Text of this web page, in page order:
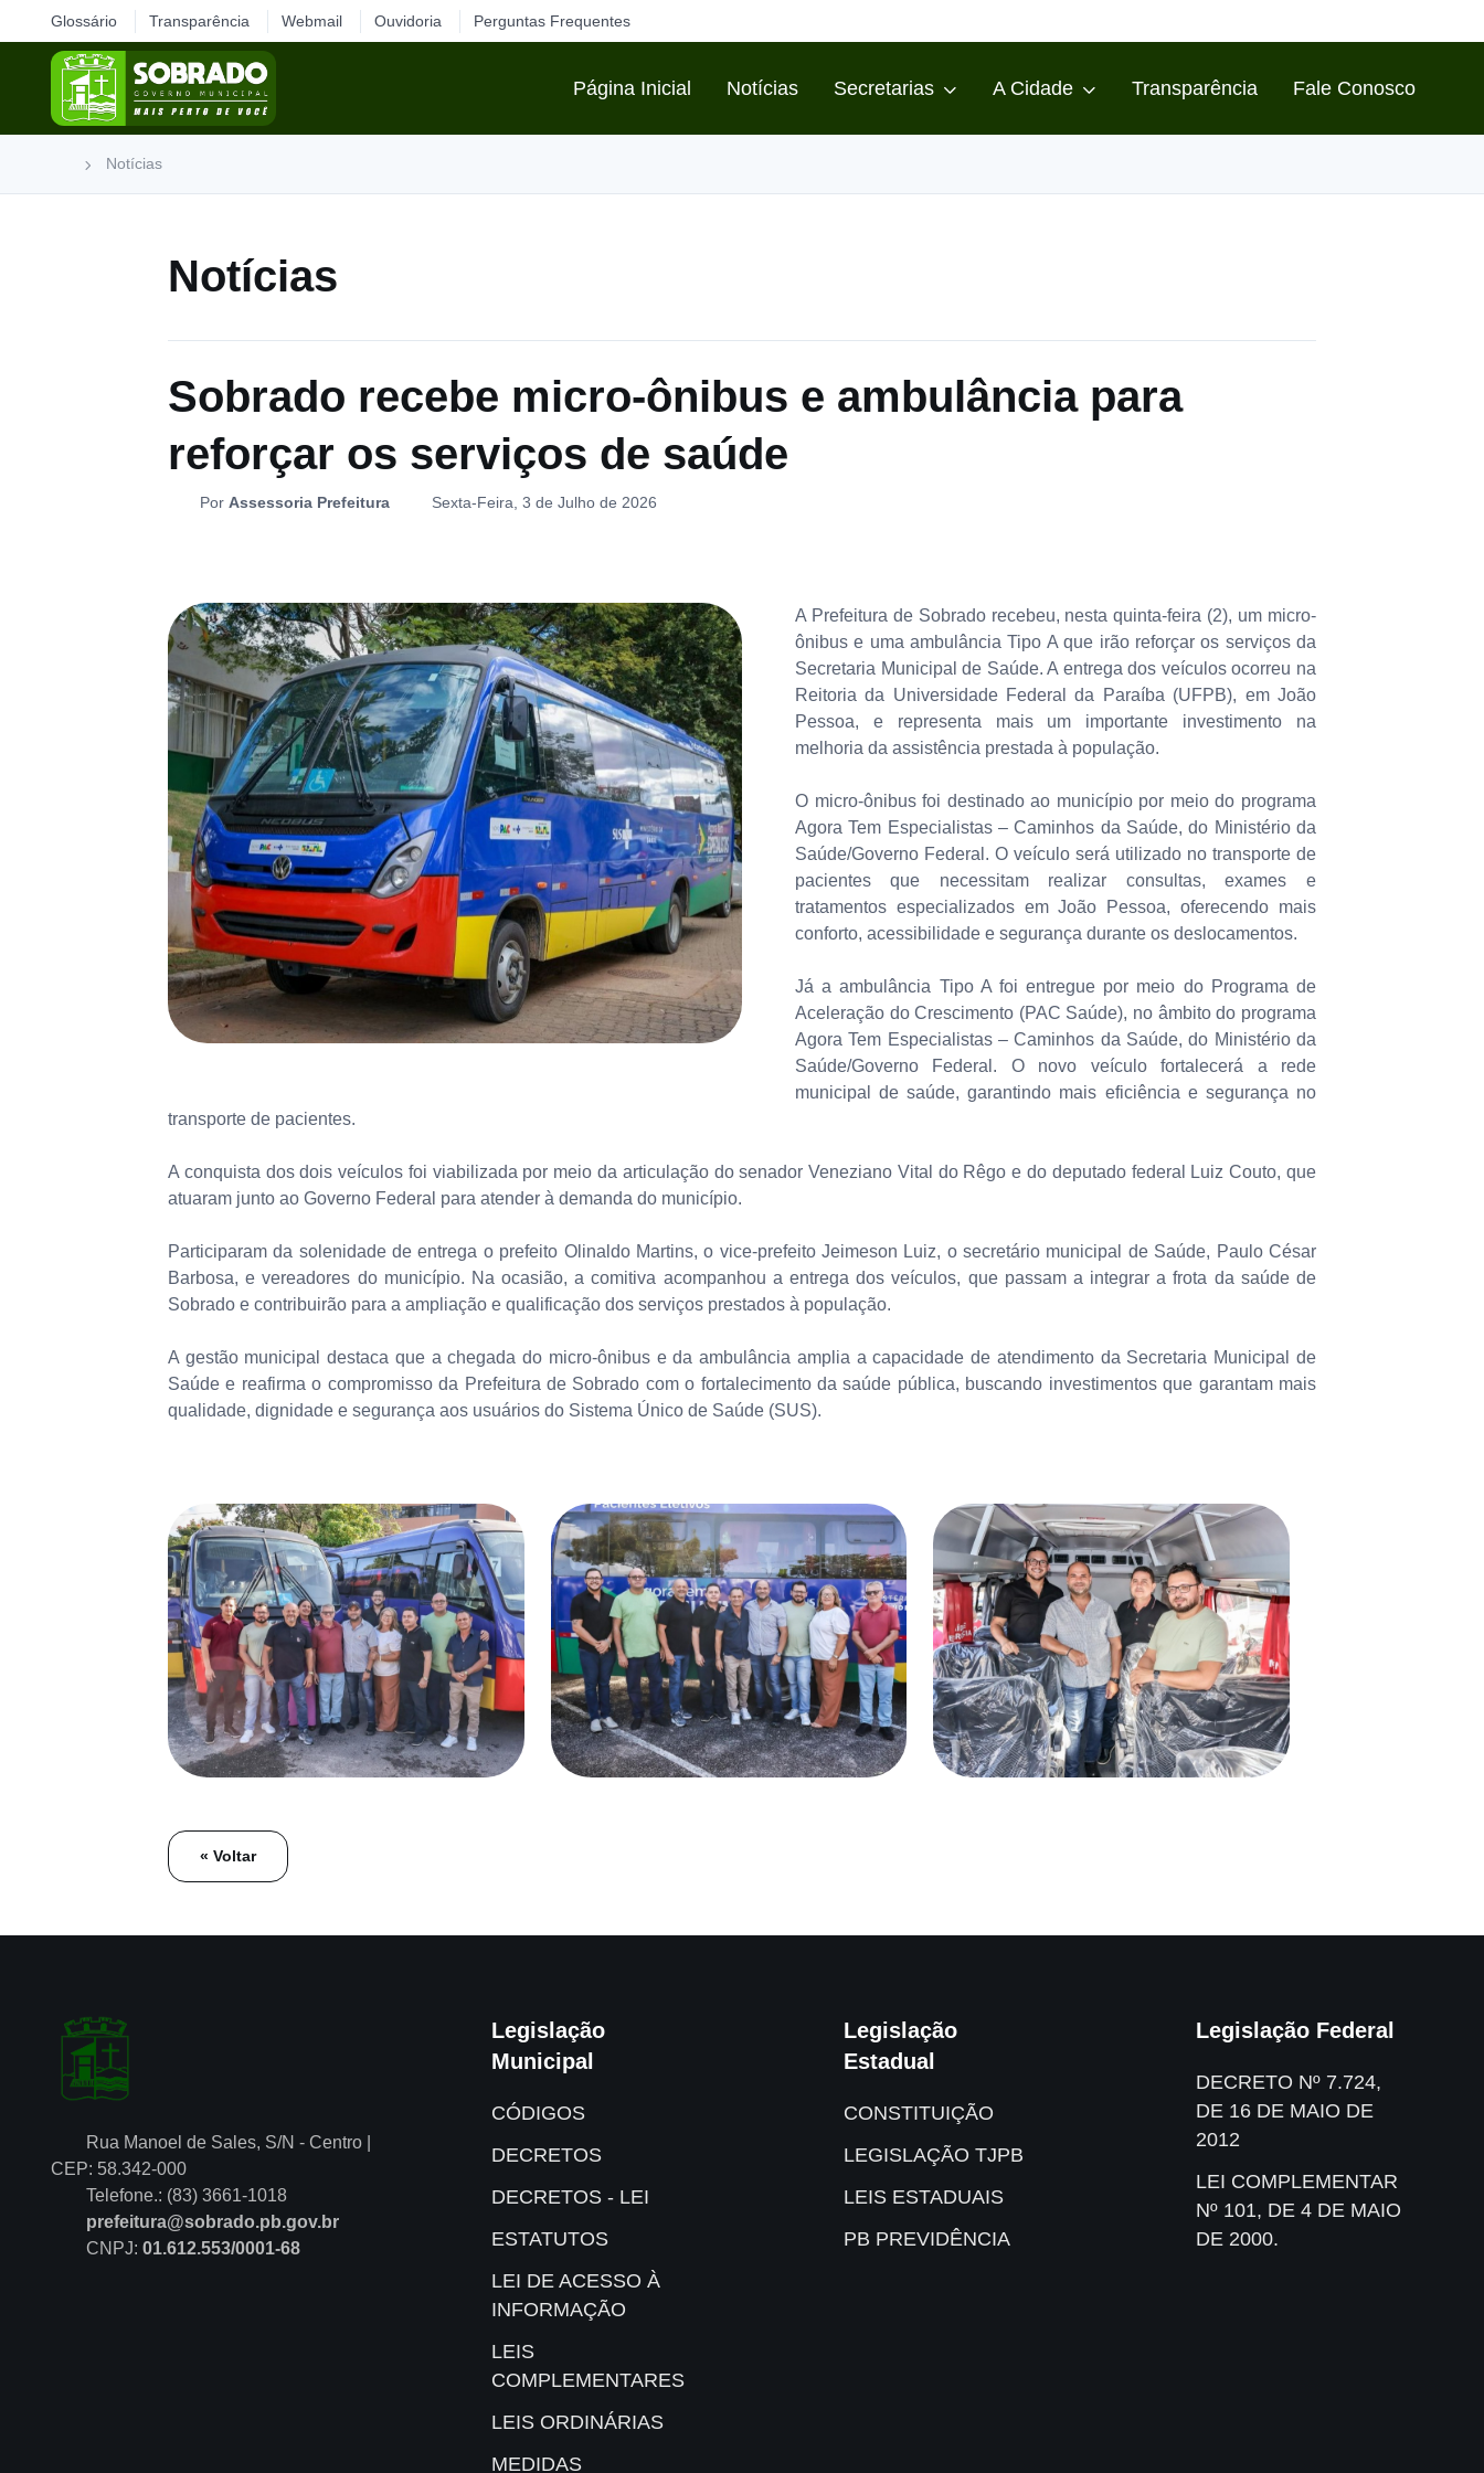
Glossário Transparência Webmail Ouvidoria Perguntas Frequentes
Página Inicial Notícias Secretarias A Cidade Transparência Fale Conosco
Notícias
Notícias
Sobrado recebe micro-ônibus e ambulância para
reforçar os serviços de saúde
PorAssessoria Prefeitura Sexta-Feira, 3 de Julho de 2026
A Prefeitura de Sobrado recebeu, nesta quinta-feira (2), um micro-
ônibus e uma ambulância Tipo A que irão reforçar os serviços da
Secretaria Municipal de Saúde. A entrega dos veículos ocorreu na
Reitoria da Universidade Federal da Paraíba (UFPB), em João
Pessoa, e representa mais um importante investimento na
melhoria da assistência prestada à população.
O micro-ônibus foi destinado ao município por meio do programa
Agora Tem Especialistas – Caminhos da Saúde, do Ministério da
Saúde/Governo Federal. O veículo será utilizado no transporte de
pacientes que necessitam realizar consultas, exames e
tratamentos especializados em João Pessoa, oferecendo mais
conforto, acessibilidade e segurança durante os deslocamentos.
Já a ambulância Tipo A foi entregue por meio do Programa de
Aceleração do Crescimento (PAC Saúde), no âmbito do programa
Agora Tem Especialistas – Caminhos da Saúde, do Ministério da
Saúde/Governo Federal. O novo veículo fortalecerá a rede
municipal de saúde, garantindo mais eficiência e segurança no
transporte de pacientes.
A conquista dos dois veículos foi viabilizada por meio da articulação do senador Veneziano Vital do Rêgo e do deputado federal Luiz Couto, que
atuaram junto ao Governo Federal para atender à demanda do município.
Participaram da solenidade de entrega o prefeito Olinaldo Martins, o vice-prefeito Jeimeson Luiz, o secretário municipal de Saúde, Paulo César
Barbosa, e vereadores do município. Na ocasião, a comitiva acompanhou a entrega dos veículos, que passam a integrar a frota da saúde de
Sobrado e contribuirão para a ampliação e qualificação dos serviços prestados à população.
A gestão municipal destaca que a chegada do micro-ônibus e da ambulância amplia a capacidade de atendimento da Secretaria Municipal de
Saúde e reafirma o compromisso da Prefeitura de Sobrado com o fortalecimento da saúde pública, buscando investimentos que garantam mais
qualidade, dignidade e segurança aos usuários do Sistema Único de Saúde (SUS).
« Voltar
Rua Manoel de Sales, S/N - Centro |
CEP: 58.342-000
Telefone.: (83) 3661-1018
prefeitura@sobrado.pb.gov.br
CNPJ: 01.612.553/0001-68
Legislação
Municipal
CÓDIGOS
DECRETOS
DECRETOS - LEI
ESTATUTOS
LEI DE ACESSO À
INFORMAÇÃO
LEIS
COMPLEMENTARES
LEIS ORDINÁRIAS
MEDIDAS
Legislação
Estadual
CONSTITUIÇÃO
LEGISLAÇÃO TJPB
LEIS ESTADUAIS
PB PREVIDÊNCIA
Legislação Federal
DECRETO Nº 7.724,
DE 16 DE MAIO DE
2012
LEI COMPLEMENTAR
Nº 101, DE 4 DE MAIO
DE 2000.